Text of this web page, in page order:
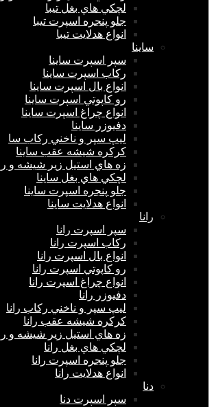
لچكي هاي بغل تیبا
جلو پنجره اسپرت تیبا
انواع هدلايت تیبا
ساينا
سپر اسپرت ساینا
ركاب اسپرت ساینا
انواع بال اسپرت ساینا
رو كاپوتي اسپرت ساینا
انواع چراغ اسپرت ساینا
دفيوزر ساینا
ليپ سپر و ناخني ركاب سا
كركره شيشه عقب ساینا
زه هاي استيل زير شيشه و
لچكي هاي بغل ساینا
جلو پنجره اسپرت ساینا
انواع هدلايت ساینا
رانا
سپر اسپرت رانا
ركاب اسپرت رانا
انواع بال اسپرت رانا
رو كاپوتي اسپرت رانا
انواع چراغ اسپرت رانا
دفيوزر رانا
ليپ سپر و ناخني ركاب رانا
كركره شيشه عقب رانا
زه هاي استيل زير شيشه و
لچكي هاي بغل رانا
جلو پنجره اسپرت رانا
انواع هدلايت رانا
دنا
سپر اسپرت دنا